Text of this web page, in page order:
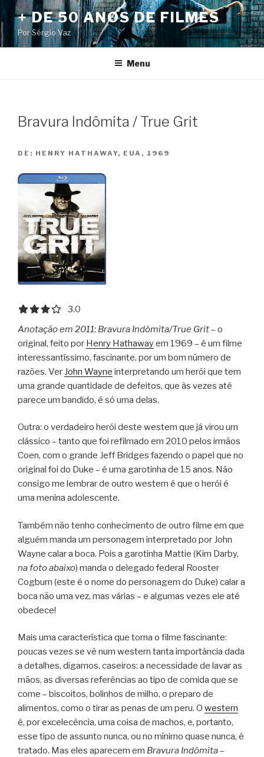
Pular
para
o
conteúdo
+ DE 50 ANOS DE FILMES
Por Sérgio Vaz
Menu
Bravura Indômita / True Grit
DE: HENRY HATHAWAY, EUA, 1969
3.0 out of 5.0 stars
3.0
Anotação em 2011: Bravura Indômita/True Grit– o
original, feito por Henry Hathawayem 1969 – é um filme
interessantíssimo, fascinante, por um bom número de
razões. Ver John Wayne interpretando um herói que tem
uma grande quantidade de defeitos, que às vezes até
parece um bandido, é só uma delas.
Outra: o verdadeiro herói deste western que já virou um
clássico – tanto que foi refilmado em 2010 pelos irmãos
Coen, com o grande Jeff Bridges fazendo o papel que no
original foi do Duke – é uma garotinha de 15 anos. Não
consigo me lembrar de outro western é que o herói é
uma menina adolescente.
Também não tenho conhecimento de outro filme em que
alguém manda um personagem interpretado por John
Wayne calar a boca. Pois a garotinha Mattie (Kim Darby,
na foto abaixo) manda o delegado federal Rooster
Cogburn (este é o nome do personagem do Duke) calar a
boca não uma vez, mas várias – e algumas vezes ele até
obedece!
Mais uma característica que torna o filme fascinante:
poucas vezes se vê num western tanta importância dada
a detalhes, digamos, caseiros: a necessidade de lavar as
mãos, as diversas referências ao tipo de comida que se
come – biscoitos, bolinhos de milho, o preparo de
alimentos, como o tirar as penas de um peru. O western
é, por excelecência, uma coisa de machos, e, portanto,
esse tipo de assunto nunca, ou no mínimo quase nunca, é
tratado. Mas eles aparecem em Bravura Indômita–